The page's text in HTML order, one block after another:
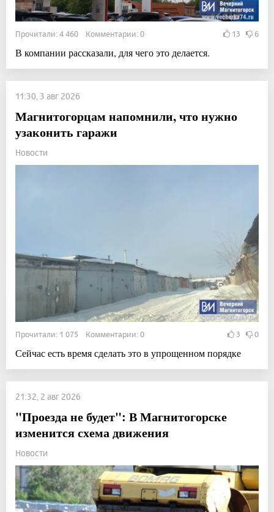
Прочитали: 4 460 Комментарии: 0 13 6
В компании рассказали, для чего это делается.
11:30, 3 авг 2026
Магнитогорцам напомнили, что нужно
узаконить гаражи
Новости
Прочитали: 1 075 Комментарии: 0 3 0
Сейчас есть время сделать это в упрощенном порядке
21:32, 2 авг 2026
"Проезда не будет": В Магнитогорске
изменится схема движения
Новости